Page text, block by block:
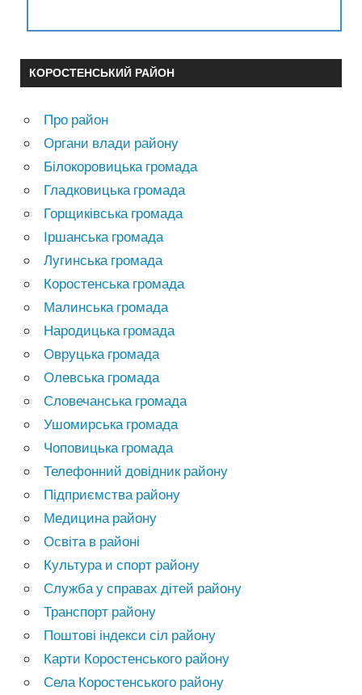
КОРОСТЕНСЬКИЙ РАЙОН
Про район
Органи влади району
Білокоровицька громада
Гладковицька громада
Горщиківська громада
Іршанська громада
Лугинська громада
Коростенська громада
Малинська громада
Народицька громада
Овруцька громада
Олевська громада
Словечанська громада
Ушомирська громада
Чоповицька громада
Телефонний довідник району
Підприємства району
Медицина району
Освіта в районі
Культура и спорт району
Служба у справах дітей району
Транспорт району
Поштові індекси сіл району
Карти Коростенського району
Села Коростенського району